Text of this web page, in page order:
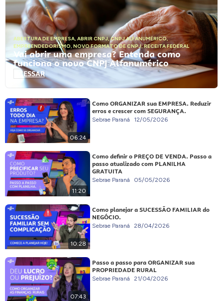
ABERTURA DE EMPRESA, ABRIR CNPJ,CNPJ ALFANUMÉRICO,
EMPREENDEDORISMO, NOVO FORMATO DE CNPJ,RECEITA FEDERAL
Vai abrir uma empresa? Entenda como
funciona o novo CNPJ Alfanumérico
ACESSAR
06:24
Como ORGANIZAR sua EMPRESA. Reduzir
erros e crescer com SEGURANÇA.
Sebrae Paraná 12/05/2026
11:20
Como definir o PREÇO DE VENDA. Passo a
passo atualizado com PLANILHA
GRATUITA
Sebrae Paraná 05/05/2026
10:28
Como planejar a SUCESSÃO FAMILIAR do
NEGÓCIO.
Sebrae Paraná 28/04/2026
07:43
Passo a passo para ORGANIZAR sua
PROPRIEDADE RURAL
Sebrae Paraná 21/04/2026